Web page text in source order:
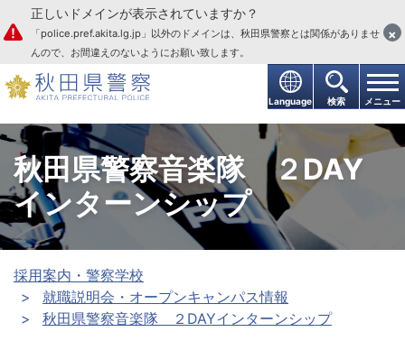
本文へ
Language 検索 メニュー
正しいドメインが表示されていますか？
「police.pref.akita.lg.jp」以外のドメインは、秋田県警察とは関係がありませ
んので、お間違えのないようにお願い致します。
×
秋田県警察音楽隊 ２DAY
インターンシップ
採用案内・警察学校
就職説明会・オープンキャンパス情報
秋田県警察音楽隊 ２DAYインターンシップ